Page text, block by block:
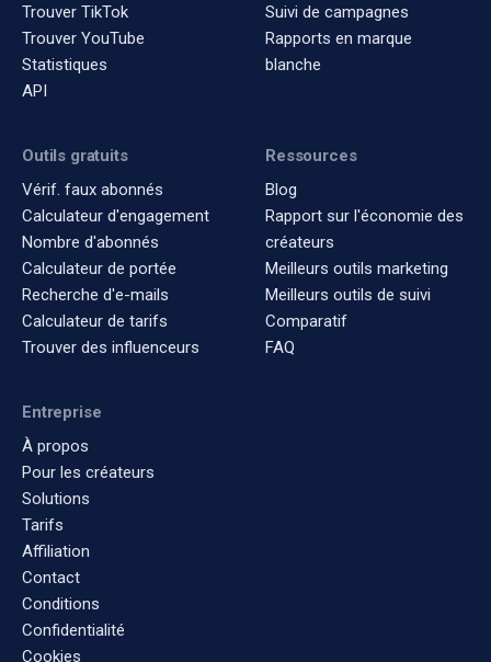
Trouver TikTok
Trouver YouTube
Statistiques
API
Suivi de campagnes
Rapports en marque
blanche
Outils gratuits
Vérif. faux abonnés
Calculateur d'engagement
Nombre d'abonnés
Calculateur de portée
Recherche d'e-mails
Calculateur de tarifs
Trouver des influenceurs
Ressources
Blog
Rapport sur l'économie des
créateurs
Meilleurs outils marketing
Meilleurs outils de suivi
Comparatif
FAQ
Entreprise
À propos
Pour les créateurs
Solutions
Tarifs
Affiliation
Contact
Conditions
Confidentialité
Cookies